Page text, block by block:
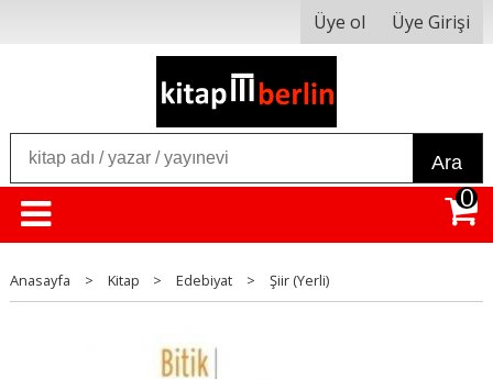
Üye ol Üye Girişi
Ara
0
Anasayfa > Kitap > Edebiyat > Şiir (Yerli)